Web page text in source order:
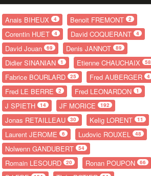
Anais BIHEUX 4 Benoit FREMONT 2
Corentin HUET 4 David COQUERANT 4
David Jouan 69 Denis JANNOT 89
Didier SINANIAN 1 Etienne CHAUCHAIX 58
Fabrice BOURLARD 25 Fred AUBERGER 4
Fred LE BERRE 2 Fred LEONARDON 1
J SPIETH 14 JF MORICE 192
Jonas RETAILLEAU 30 Kelig LORENT 11
Laurent JEROME 6 Ludovic ROUXEL 48
Nolwenn GANDUBERT 54
Romain LESOURD 20 Ronan POUPON 66